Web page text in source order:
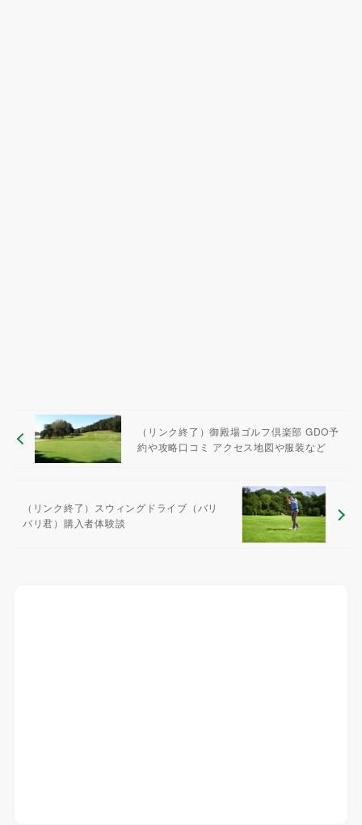
（リンク終了）御殿場ゴルフ倶楽部 GDO予
約や攻略口コミ アクセス地図や服装など
（リンク終了）スウィングドライブ（バリ
バリ君）購入者体験談